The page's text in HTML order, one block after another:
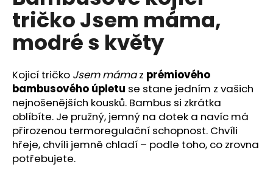
5,0
z
5
hvězdiček.
tričko Jsem máma,
modré s květy
Kojicí tričko Jsem mámaz prémiového
bambusového úpletu se stane jedním z vašich
nejnošenějších kousků. Bambus si zkrátka
oblíbíte. Je pružný, jemný na dotek a navíc má
přirozenou termoregulační schopnost. Chvíli
hřeje, chvíli jemně chladí – podle toho, co zrovna
potřebujete.
u
j
e
m
e